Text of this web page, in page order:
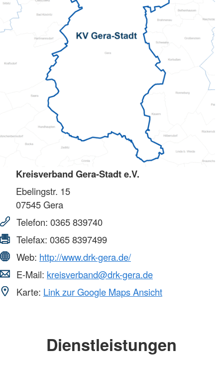
Kreisverband Gera-Stadt e.V.
Ebelingstr. 15
07545Gera
Telefon: 0365 839740
Telefax: 0365 8397499
Web: http://www.drk-gera.de/
E-Mail: kreisverband@drk-gera.de
Karte: Link zur Google Maps Ansicht
Dienstleistungen